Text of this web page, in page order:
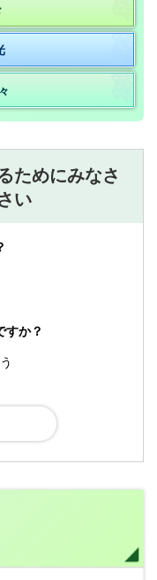
ためにみなさ
い
すか？